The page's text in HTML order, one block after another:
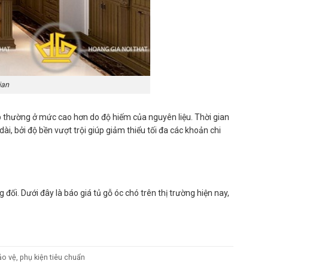
ở mức cao hơn do độ hiếm của nguyên liệu. Thời gian
bởi độ bền vượt trội giúp giảm thiểu tối đa các khoản chi
Dưới đây là báo giá tủ gỗ óc chó trên thị trường hiện nay,
vệ, phụ kiện tiêu chuẩn